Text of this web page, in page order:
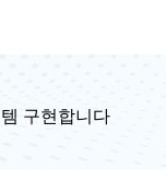
구현합니다